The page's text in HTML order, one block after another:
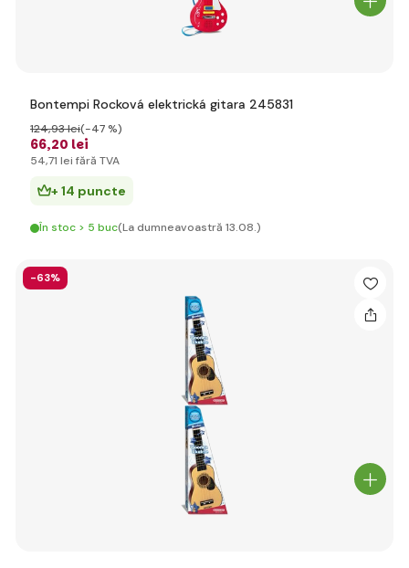
Bontempi Rocková elektrická gitara 245831
66,20 lei
124,93 lei(-47 %)
54,71 lei fără TVA
+ 14 puncte
În stoc > 5 buc(La dumneavoastră 13.08.)
-63%